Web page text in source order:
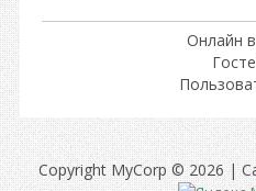
Онлайн
Copyright MyCorp © 2026|